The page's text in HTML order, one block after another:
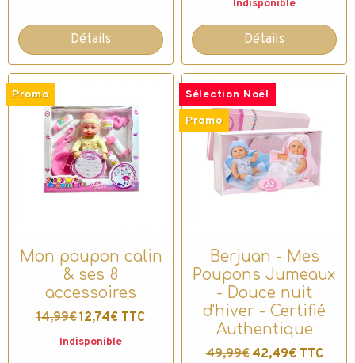
Détails
Indisponible
Détails
Promo
Mon poupon calin
& ses 8
accessoires
14,99€12,74€ TTC
Indisponible
Sélection Noël
Promo
Berjuan - Mes
Poupons Jumeaux
- Douce nuit
d'hiver - Certifié
Authentique
49,99€ 42,49€ TTC